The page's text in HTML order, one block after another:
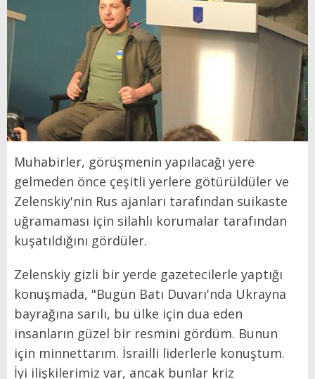
Muhabirler, görüşmenin yapılacağı yere
gelmeden önce çeşitli yerlere götürüldüler ve
Zelenskiy'nin Rus ajanları tarafından suikaste
uğramaması için silahlı korumalar tarafından
kuşatıldığını gördüler.
Zelenskiy gizli bir yerde gazetecilerle yaptığı
konuşmada, "Bugün Batı Duvarı'nda Ukrayna
bayrağına sarılı, bu ülke için dua eden
insanların güzel bir resmini gördüm. Bunun
için minnettarım. İsrailli liderlerle konuştum.
İyi ilişkilerimiz var, ancak bunlar kriz